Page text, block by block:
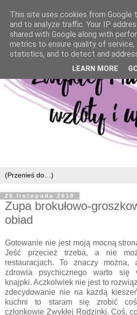
20 listopada 2018
Zupa brokułowo-
obiad
Gotowanie nie jest moją mocną
Jeść przecież trzeba, a nie
restauracjach. To znaczy
zdrowia psychicznego warto się
knajpki. Aczkolwiek nie jest to
zdecydowanie nie na każdą
kuchni to staram się zrobić
członkowie Zwykłej Rodzinki. Coś,
This site uses cookies from Google
and to analyze traffic. Your IP
shared with Google along with
metrics to ensure quality of service,
statistics, and to detect and
LEARN MORE